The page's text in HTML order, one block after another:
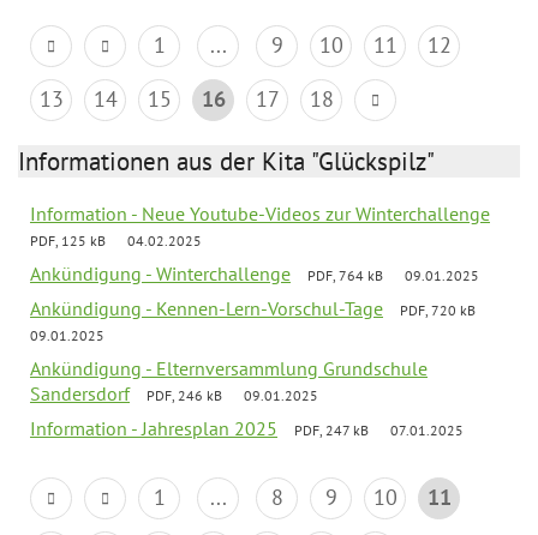
1 ... 9 10 11
12
13
14 15 16 17 18
Informationen aus der Kita "Glückspilz"
Information - Neue Youtube-Videos zur Winterchallenge
PDF, 125 kB 04.02.2025
Ankündigung - Winterchallenge PDF, 764 kB 09.01.2025
Ankündigung - Kennen-Lern-Vorschul-Tage
PDF, 720 kB
09.01.2025
Ankündigung - Elternversammlung Grundschule
Sandersdorf
PDF, 246 kB 09.01.2025
Information - Jahresplan 2025 PDF, 247 kB 07.01.2025
1 ... 8 9 10
11